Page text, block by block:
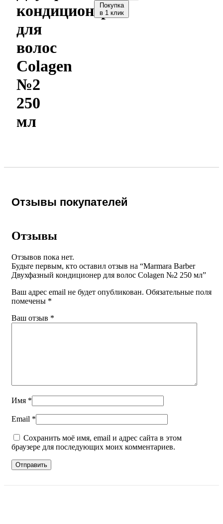
кондиционер
для
волос
Colagen
№2
250
мл
Покупка
в 1 клик
Отзывы покупателей
Отзывы
Отзывов пока нет.
Будьте первым, кто оставил отзыв на “Marmara Barber
Двухфазный кондиционер для волос Colagen №2 250 мл”
Ваш адрес email не будет опубликован. Обязательные поля
помечены *
Ваш отзыв *
Имя *
Email *
Сохранить моё имя, email и адрес сайта в этом
браузере для последующих моих комментариев.